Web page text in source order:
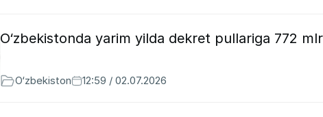
O‘zbekistonda yarim yilda dekret pullariga 772
O‘zbekiston 12:59 / 02.07.2026